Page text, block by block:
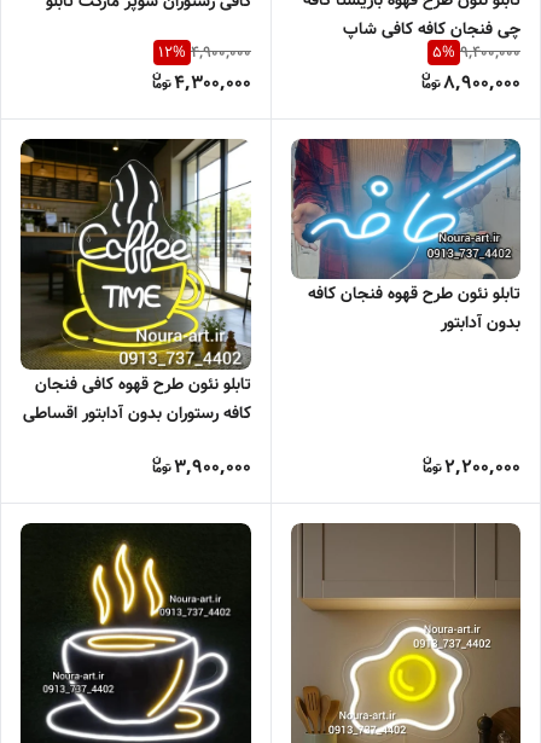
چی فنجان کافه کافی شاپ
اقساطی بدون آدابتور
9,400,000
5%
8,900,000
4,900,000
12%
4,300,000
تابلو نئون طرح قهوه فنجان کافه
بدون آدابتور
2,200,000
تابلو نئون طرح قهوه کافی فنجان
کافه رستوران بدون آدابتور اقساطی
3,900,000